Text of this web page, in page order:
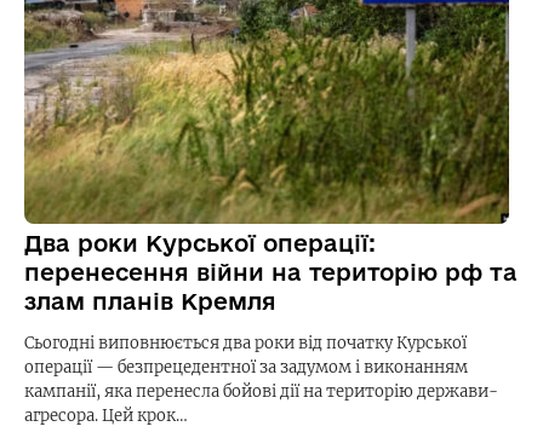
Два роки Курської операції:
перенесення війни на територію рф та
злам планів Кремля
Сьогодні виповнюється два роки від початку Курської
операції — безпрецедентної за задумом і виконанням
кампанії, яка перенесла бойові дії на територію держави-
агресора. Цей крок…